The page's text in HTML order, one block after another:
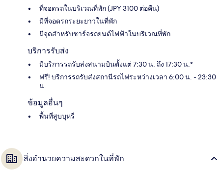
ที่จอดรถในบริเวณที่พัก (JPY 3100 ต่อคืน)
มีที่จอดรถระยะยาวในที่พัก
มีจุดสำหรับชาร์จรถยนต์ไฟฟ้าในบริเวณที่พัก
บริการรับส่ง
มีบริการรถรับส่งสนามบินตั้งแต่ 7:30 น. ถึง 17:30 น.*
ฟรี! บริการรถรับส่งสถานีรถไฟระหว่างเวลา 6:00 น. - 23:30
น.
ข้อมูลอื่นๆ
พื้นที่สูบบุหรี่
สิ่งอำนวยความสะดวกในที่พัก